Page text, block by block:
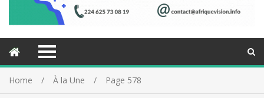
Home À la Une Page 578